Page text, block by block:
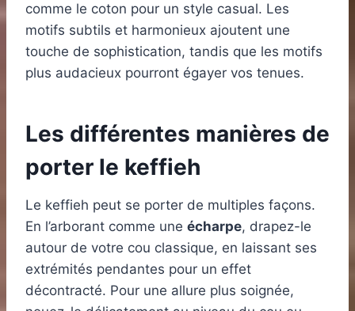
comme le coton pour un style casual. Les
motifs subtils et harmonieux ajoutent une
touche de sophistication, tandis que les motifs
plus audacieux pourront égayer vos tenues.
Les différentes manières de
porter le keffieh
Le keffieh peut se porter de multiples façons.
En l’arborant comme une écharpe, drapez-le
autour de votre cou classique, en laissant ses
extrémités pendantes pour un effet
décontracté. Pour une allure plus soignée,